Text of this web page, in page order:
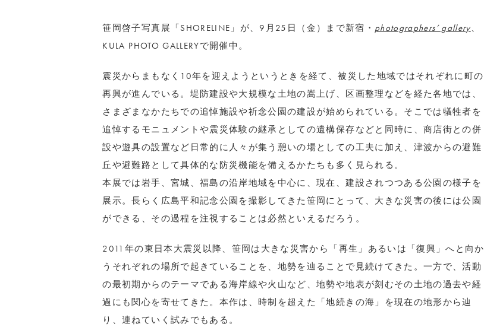
笹岡啓子写真展「SHORELINE」が、9月25日（金）まで新宿・ photographers’ gallery、
KULA PHOTO GALLERYで開催中。
震災からまもなく10年を迎えようというときを経て、被災した地域ではそれぞれに町の
再興が進んでいる。堤防建設や大規模な土地の嵩上げ、区画整理などを経た各地では、
さまざまなかたちでの追悼施設や祈念公園の建設が始められている。そこでは犠牲者を
追悼するモニュメントや震災体験の継承としての遺構保存などと同時に、商店街との併
設や遊具の設置など日常的に人々が集う憩いの場としての工夫に加え、津波からの避難
丘や避難路として具体的な防災機能を備えるかたちも多く見られる。
本展では岩手、宮城、福島の沿岸地域を中心に、現在、建設されつつある公園の様子を
展示。長らく広島平和記念公園を撮影してきた笹岡にとって、大きな災害の後には公園
ができる、その過程を注視することは必然といえるだろう。
2011年の東日本大震災以降、笹岡は大きな災害から「再生」あるいは「復興」へと向か
うそれぞれの場所で起きていることを、地勢を辿ることで見続けてきた。一方で、活動
の最初期からのテーマである海岸線や火山など、地勢や地表が刻むその土地の過去や経
過にも関心を寄せてきた。本作は、時制を超えた「地続きの海」を現在の地形から辿
り、連ねていく試みでもある。